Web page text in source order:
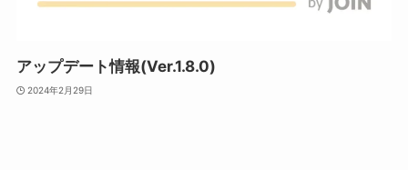
アップデート情報(Ver.1.8.0)
2024年2月29日